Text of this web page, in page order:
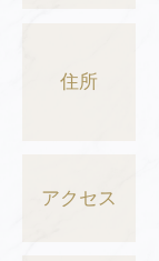
住所
アクセス